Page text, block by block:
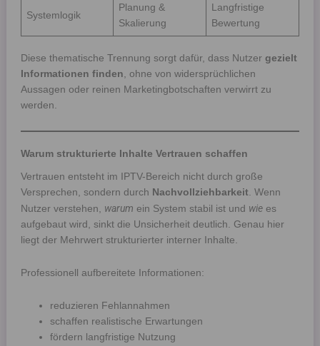
Systemlogik
Planung &
Skalierung
Langfristige
Bewertung
Diese thematische Trennung sorgt dafür, dass Nutzer gezielt
Informationen finden, ohne von widersprüchlichen
Aussagen oder reinen Marketingbotschaften verwirrt zu
werden.
Warum strukturierte Inhalte Vertrauen schaffen
Vertrauen entsteht im IPTV-Bereich nicht durch große
Versprechen, sondern durch Nachvollziehbarkeit. Wenn
Nutzer verstehen, warum ein System stabil ist und wiees
aufgebaut wird, sinkt die Unsicherheit deutlich. Genau hier
liegt der Mehrwert strukturierter interner Inhalte.
Professionell aufbereitete Informationen:
reduzieren Fehlannahmen
schaffen realistische Erwartungen
fördern langfristige Nutzung